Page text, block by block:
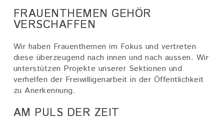
FRAUENTHEMEN GEHÖR
VERSCHAFFEN
Wir haben Frauenthemen im Fokus und vertreten
diese überzeugend nach innen und nach aussen. Wir
unterstützen Projekte unserer Sektionen und
verhelfen der Freiwilligenarbeit in der Öffentlichkeit
zu Anerkennung.
AM PULS DER ZEIT